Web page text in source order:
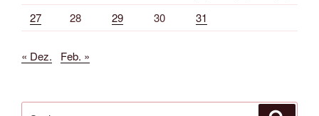
27
28 29 30 31
« Dez. Feb. »